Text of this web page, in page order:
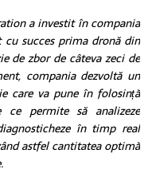
a investit în compania
cu succes prima dronă din
de zbor de câteva zeci de
compania dezvoltă un
care va pune în folosință
permite să analizeze
în timp real
astfel cantitatea optimă